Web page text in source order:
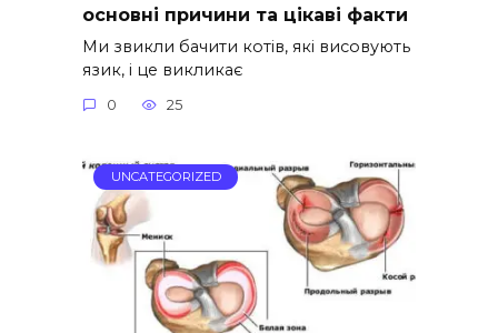
основні причини та цікаві факти
Ми звикли бачити котів, які висовують
язик, і це викликає
0 25
UNCATEGORIZED